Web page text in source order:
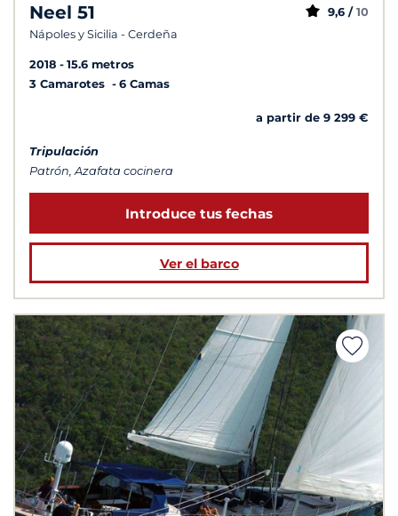
Neel 51
Nápoles y Sicilia - Cerdeña
9,6 / 10
2018
15.6 metros
3 Camarotes
6 Camas
a partir de 9 299 €
Tripulación
Patrón, Azafata cocinera
Introduce tus fechas
Ver el barco